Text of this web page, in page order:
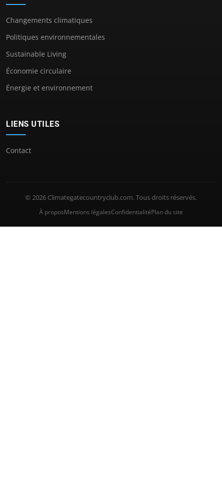
Changements climatiques
Politiques environnementales
Sustainable Living
Économie circulaire
Énergie et environnement
LIENS UTILES
Contact
© 2026 Climategatecountryclub.com. Tous droits réservés.
À proposMentions légalesConfidentialitéPlan du site